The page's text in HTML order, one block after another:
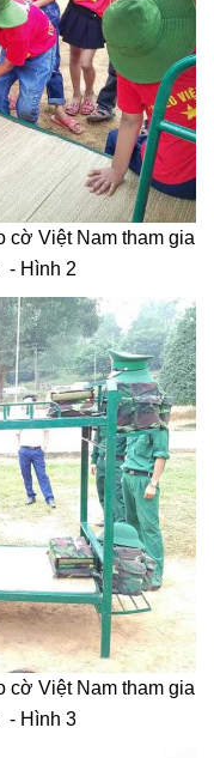
cờ Việt Nam tham gia
- Hình 2
cờ Việt Nam tham gia
- Hình 3